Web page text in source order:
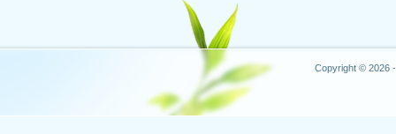
Copyright © 2026